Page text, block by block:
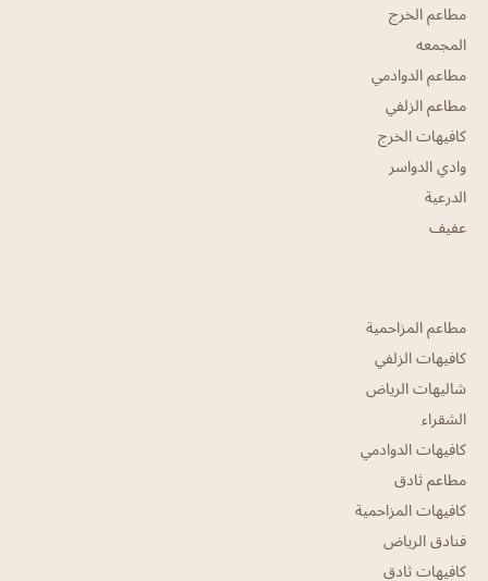
مطاعم الخرج
المجمعه
مطاعم الدوادمي
مطاعم الزلفي
كافيهات الخرج
وادي الدواسر
الدرعية
عفيف
مطاعم المزاحمية
كافيهات الزلفي
شاليهات الرياض
الشقراء
كافيهات الدوادمي
مطاعم ثادق
كافيهات المزاحمية
فنادق الرياض
كافيهات ثادق